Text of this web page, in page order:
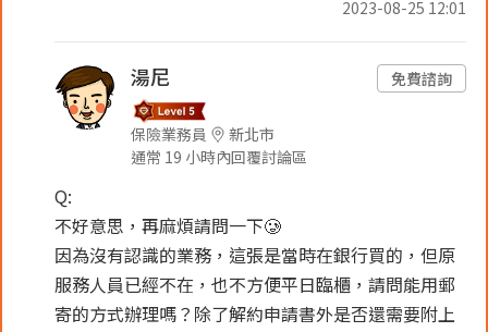
2023-08-25 12:01
湯尼
保險業務員
新北市
通常 19 小時內回覆討論區
免費諮詢
Q:
不好意思，再麻煩請問一下🥲
因為沒有認識的業務，這張是當時在銀行買的，但原
服務人員已經不在，也不方便平日臨櫃，請問能用郵
寄的方式辦理嗎？除了解約申請書外是否還需要附上